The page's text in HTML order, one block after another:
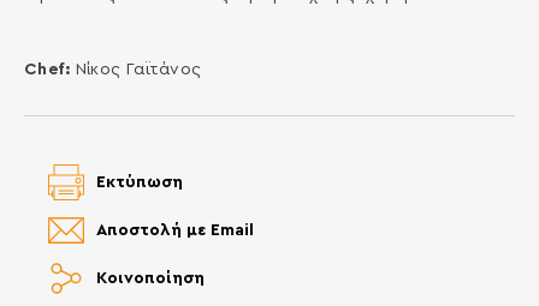
Chef: Νίκος Γαϊτάνος
Κοινοποίηση
Αποστολή με Email
Εκτύπωση